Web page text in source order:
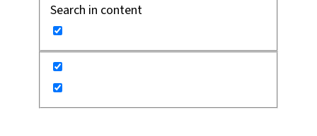
Search in content